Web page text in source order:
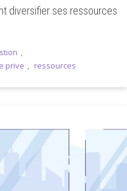
diversifier ses ressources
,
prive , ressources